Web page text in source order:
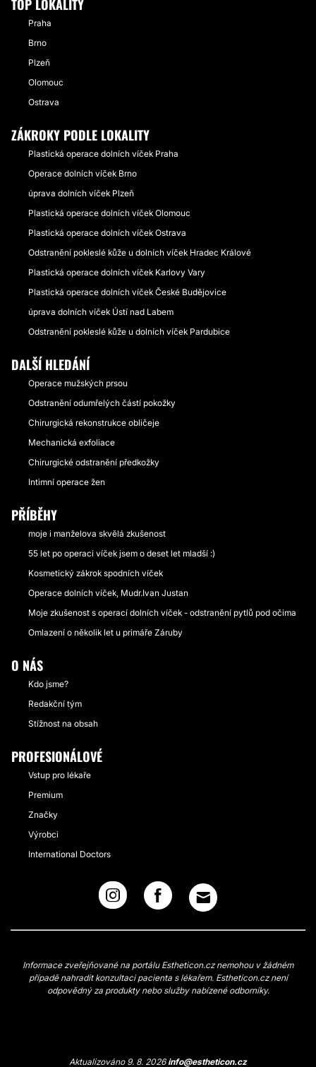
TOP LOKALITY
Praha
Brno
Plzeň
Olomouc
Ostrava
ZÁKROKY PODLE LOKALITY
Plastická operace dolních víček Praha
Operace dolních víček Brno
úprava dolních víček Plzeň
Plastická operace dolních víček Olomouc
Plastická operace dolních víček Ostrava
Odstranění pokleslé kůže u dolních víček Hradec Králové
Plastická operace dolních víček Karlovy Vary
Plastická operace dolních víček České Budějovice
úprava dolních víček Ústí nad Labem
Odstranění pokleslé kůže u dolních víček Pardubice
DALŠÍ HLEDÁNÍ
Operace mužských prsou
Odstranění odumřelých částí pokožky
Chirurgická rekonstrukce obličeje
Mechanická exfoliace
Chirurgické odstranění předkožky
Intimní operace žen
PŘÍBĚHY
moje i manželova skvělá zkušenost
55 let po operaci víček jsem o deset let mladší :)
Kosmetický zákrok spodních víček
Operace dolních víček, Mudr.Ivan Justan
Moje zkušenost s operací dolních víček - odstranění pytlů pod očima
Omlazení o několik let u primáře Záruby
O NÁS
Kdo jsme?
Redakční tým
Stížnost na obsah
PROFESIONÁLOVÉ
Vstup pro lékaře
Premium
Značky
Výrobci
International Doctors
Informace zveřejňované na portálu Estheticon.cz nemohou v žádném
případě nahradit konzultaci pacienta s lékařem. Estheticon.cz není
odpovědný za produkty nebo služby nabízené odborníky.
Aktualizováno 9. 8. 2026info@estheticon.cz